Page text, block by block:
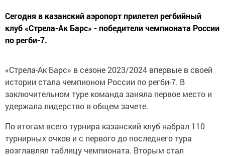
Сегодня в казанский аэропорт прилетел регбийный
клуб «Стрела-Ак Барс» - победители чемпионата России
по регби-7.
«Стрела-Ак Барс» в сезоне 2023/2024 впервые в своей
истории стала чемпионом России по регби-7. В
заключительном туре команда заняла первое место и
удержала лидерство в общем зачете.
По итогам всего турнира казанский клуб набрал 110
турнирных очков и с первого до последнего тура
возглавлял таблицу чемпионата. Вторым стал